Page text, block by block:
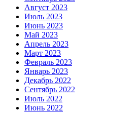
Август 2023
Июль 2023
Июнь 2023
Май 2023
Апрель 2023
Март 2023
Февраль 2023
Январь 2023
Декабрь 2022
Сентябрь 2022
Июль 2022
Июнь 2022